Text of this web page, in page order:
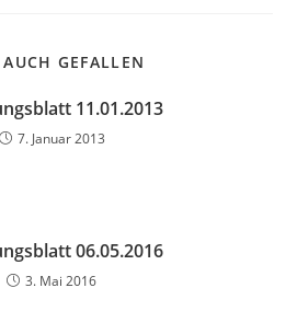
GEFALLEN
11.01.2013
7. Januar 2013
06.05.2016
3. Mai 2016